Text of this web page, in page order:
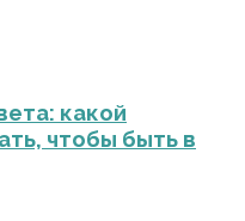
какой
чтобы быть в